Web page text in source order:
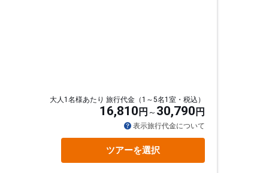
大人1名様あたり 旅行代金（1～5名1室・税込）
16,810 円 30,790 円
表示旅行代金について
ツアーを選択